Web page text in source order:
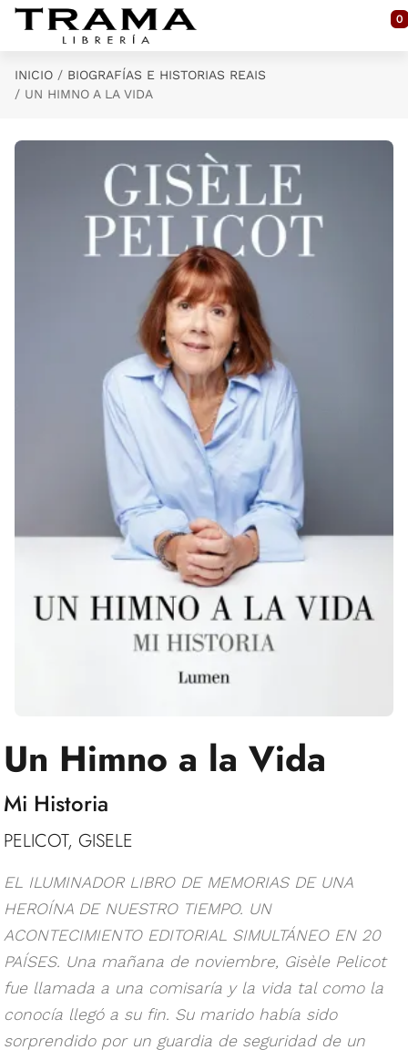
Saltar al contenido principal
0
INICIO
BIOGRAFÍAS E HISTORIAS REAIS
UN HIMNO A LA VIDA
Un Himno a la Vida
Mi Historia
PELICOT, GISELE
EL ILUMINADOR LIBRO DE MEMORIAS DE UNA
HEROÍNA DE NUESTRO TIEMPO. UN
ACONTECIMIENTO EDITORIAL SIMULTÁNEO EN 20
PAÍSES. Una mañana de noviembre, Gisèle Pelicot
fue llamada a una comisaría y la vida tal como la
conocía llegó a su fin. Su marido había sido
sorprendido por un guardia de seguridad de un